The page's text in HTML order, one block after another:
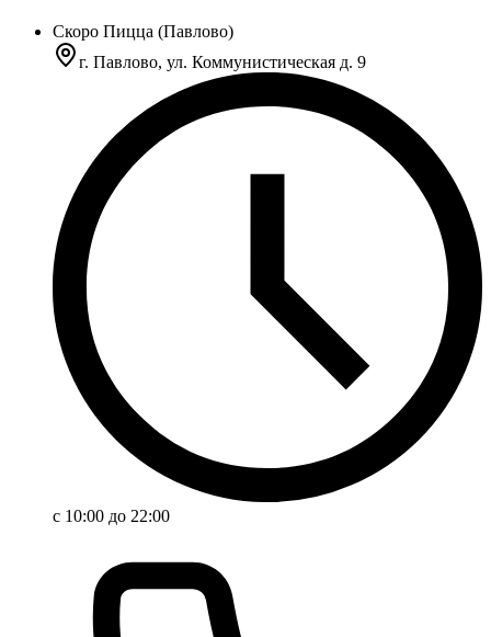
Скоро Пицца (Павлово)
г. Павлово, ул. Коммунистическая д. 9
с 10:00 до 22:00